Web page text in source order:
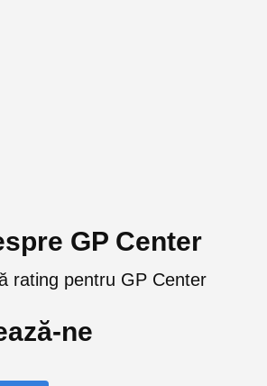
GP Center
rating pentru GP Center
ne